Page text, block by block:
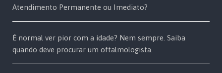
Atendimento Permanente ou Imediato?
É normal ver pior com a idade? Nem sempre. Saiba
quando deve procurar um oftalmologista.